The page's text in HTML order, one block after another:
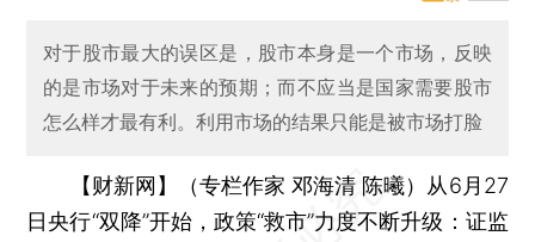
对于股市最大的误区是，股市本身是一个市场，反映
的是市场对于未来的预期；而不应当是国家需要股市
怎么样才最有利。利用市场的结果只能是被市场打脸
【财新网】（专栏作家 邓海清 陈曦） 从6月27
日央行“双降”开始，政策“救市”力度不断升级：证监